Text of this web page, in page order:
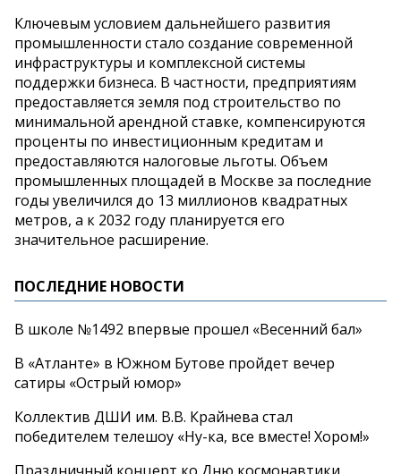
Ключевым условием дальнейшего развития
промышленности стало создание современной
инфраструктуры и комплексной системы
поддержки бизнеса. В частности, предприятиям
предоставляется земля под строительство по
минимальной арендной ставке, компенсируются
проценты по инвестиционным кредитам и
предоставляются налоговые льготы. Объем
промышленных площадей в Москве за последние
годы увеличился до 13 миллионов квадратных
метров, а к 2032 году планируется его
значительное расширение.
ПОСЛЕДНИЕ НОВОСТИ
В школе №1492 впервые прошел «Весенний бал»
В «Атланте» в Южном Бутове пройдет вечер
сатиры «Острый юмор»
Коллектив ДШИ им. В.В. Крайнева стал
победителем телешоу «Ну-ка, все вместе! Хором!»